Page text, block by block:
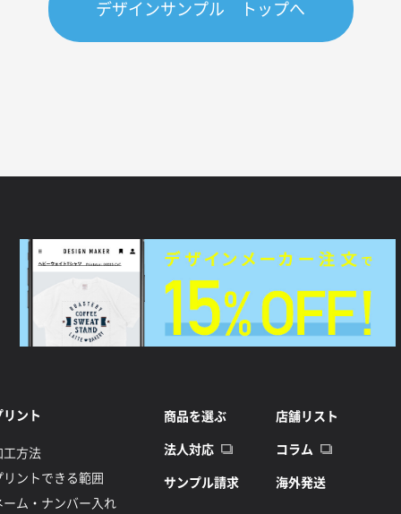
デザインサンプル トップへ
リント
工方法
リントできる範囲
ーム・ナンバー入れ
商品を選ぶ
法人対応
サンプル請求
店舗リスト
コラム
海外発送